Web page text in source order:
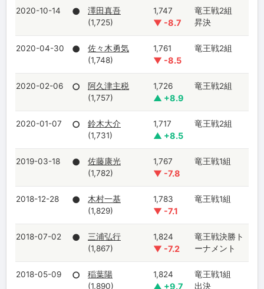
2020-10-14 ●
澤田真吾
(1,725)
1,747
▼ -8.7
竜王戦2組
昇決
2020-04-30 ●
佐々木勇気
(1,748)
1,761
▼ -8.5
竜王戦2組
2020-02-06 ○
阿久津主税
(1,757)
1,726
▲ +8.9
竜王戦2組
2020-01-07 ○
鈴木大介
(1,731)
1,717
▲ +8.5
竜王戦2組
2019-03-18 ●
佐藤康光
(1,782)
1,767
▼ -7.8
竜王戦1組
2018-12-28 ●
木村一基
(1,829)
1,783
▼ -7.1
竜王戦1組
2018-07-02 ●
三浦弘行
(1,867)
1,824
▼ -7.2
竜王戦決勝ト
ーナメント
2018-05-09 ○
稲葉陽
(1,890)
1,824
▲ +9.7
竜王戦1組
出決